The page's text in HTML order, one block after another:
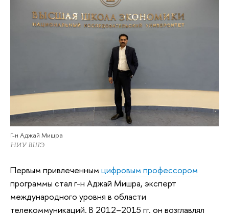
Г-н Аджай Мишра
НИУ ВШЭ
Первым привлеченным цифровым профессором
программы стал г-н Аджай Мишра, эксперт
международного уровня в области
телекоммуникаций. В 2012–2015 гг. он возглавлял